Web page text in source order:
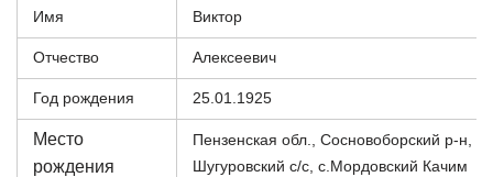
Имя Виктор
Отчество Алексеевич
Год рождения 25.01.1925
Место
рождения
Пензенская обл., Сосновоборский р-н,
Шугуровский с/с, с.Мордовский Качим